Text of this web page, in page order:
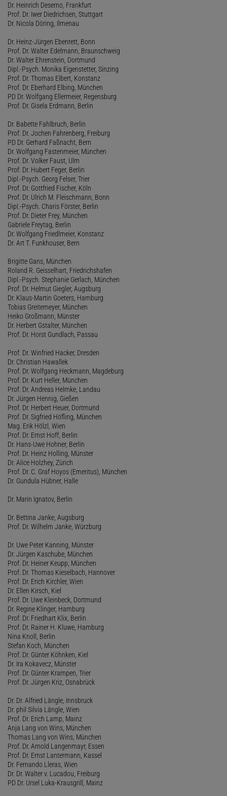
Dr. Heinrich Deserno, Frankfurt
Prof. Dr. Iwer Diedrichsen, Stuttgart
Dr. Nicola Döring, Ilmenau
Dr. Heinz-Jürgen Ebenrett, Bonn
Prof. Dr. Walter Edelmann, Braunschweig
Dr. Walter Ehrenstein, Dortmund
Dipl.-Psych. Monika Eigenstetter, Sinzing
Prof. Dr. Thomas Elbert, Konstanz
Prof. Dr. Eberhard Elbing, München
PD Dr. Wolfgang Ellermeier, Regensburg
Prof. Dr. Gisela Erdmann, Berlin
Dr. Babette Fahlbruch, Berlin
Prof. Dr. Jochen Fahrenberg, Freiburg
PD Dr. Gerhard Faßnacht, Bern
Dr. Wolfgang Fastenmeier, München
Prof. Dr. Volker Faust, Ulm
Prof. Dr. Hubert Feger, Berlin
Dipl.-Psych. Georg Felser, Trier
Prof. Dr. Gottfried Fischer, Köln
Prof. Dr. Ulrich M. Fleischmann, Bonn
Dipl.-Psych. Charis Förster, Berlin
Prof. Dr. Dieter Frey, München
Gabriele Freytag, Berlin
Dr. Wolfgang Friedlmeier, Konstanz
Dr. Art T. Funkhouser, Bern
Brigitte Gans, München
Roland R. Geisselhart, Friedrichshafen
Dipl.-Psych. Stephanie Gerlach, München
Prof. Dr. Helmut Giegler, Augsburg
Dr. Klaus-Martin Goeters, Hamburg
Tobias Greitemeyer, München
Heiko Großmann, Münster
Dr. Herbert Gstalter, München
Prof. Dr. Horst Gundlach, Passau
Prof. Dr. Winfried Hacker, Dresden
Dr. Christian Hawallek
Prof. Dr. Wolfgang Heckmann, Magdeburg
Prof. Dr. Kurt Heller, München
Prof. Dr. Andreas Helmke, Landau
Dr. Jürgen Hennig, Gießen
Prof. Dr. Herbert Heuer, Dortmund
Prof. Dr. Sigfried Höfling, München
Mag. Erik Hölzl, Wien
Prof. Dr. Ernst Hoff, Berlin
Dr. Hans-Uwe Hohner, Berlin
Prof. Dr. Heinz Holling, Münster
Dr. Alice Holzhey, Zürich
Prof. Dr. C. Graf Hoyos (Emeritus), München
Dr. Gundula Hübner, Halle
Dr. Marin Ignatov, Berlin
Dr. Bettina Janke, Augsburg
Prof. Dr. Wilhelm Janke, Würzburg
Dr. Uwe Peter Kanning, Münster
Dr. Jürgen Kaschube, München
Prof. Dr. Heiner Keupp, München
Prof. Dr. Thomas Kieselbach, Hannover
Prof. Dr. Erich Kirchler, Wien
Dr. Ellen Kirsch, Kiel
Prof. Dr. Uwe Kleinbeck, Dortmund
Dr. Regine Klinger, Hamburg
Prof. Dr. Friedhart Klix, Berlin
Prof. Dr. Rainer H. Kluwe, Hamburg
Nina Knoll, Berlin
Stefan Koch, München
Prof. Dr. Günter Köhnken, Kiel
Dr. Ira Kokavecz, Münster
Prof. Dr. Günter Krampen, Trier
Prof. Dr. Jürgen Kriz, Osnabrück
Dr. Dr. Alfried Längle, Innsbruck
Dr. phil Silvia Längle, Wien
Prof. Dr. Erich Lamp, Mainz
Anja Lang von Wins, München
Thomas Lang von Wins, München
Prof. Dr. Arnold Langenmayr, Essen
Prof. Dr. Ernst Lantermann, Kassel
Dr. Fernando Lleras, Wien
Dr. Dr. Walter v. Lucadou, Freiburg
PD Dr. Ursel Luka-Krausgrill, Mainz